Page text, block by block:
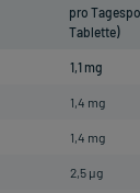
pro
Tablette)
1,1 mg
1,4 mg
1,4 mg
2,5 µg